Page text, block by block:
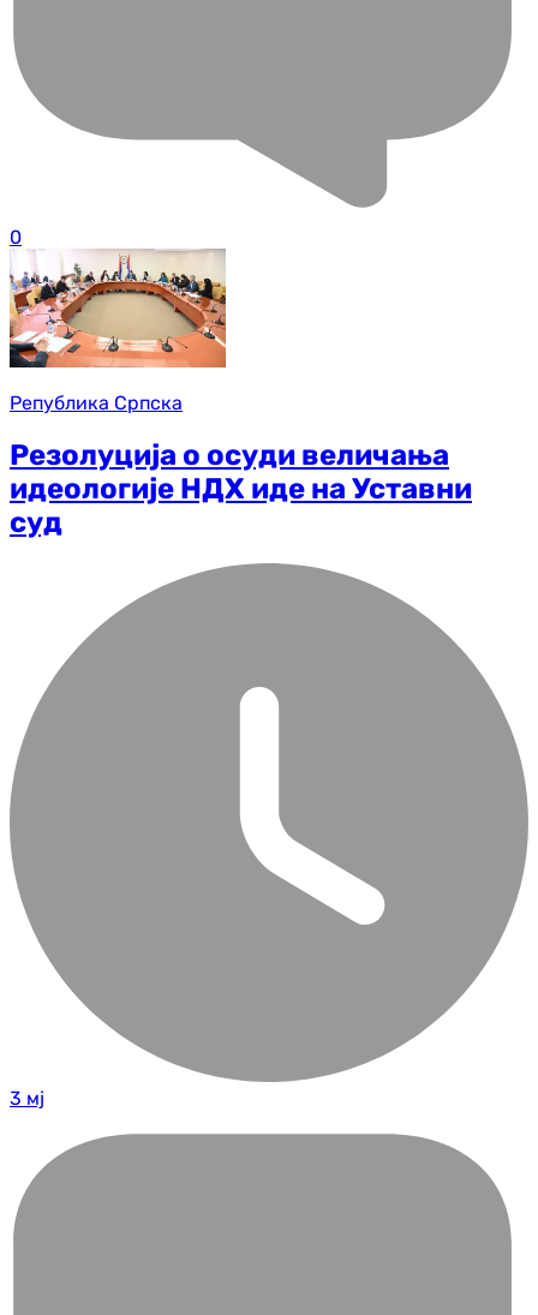
0
Република Српска
Резолуција о осуди величања
идеологије НДХ иде на Уставни
суд
3 мј